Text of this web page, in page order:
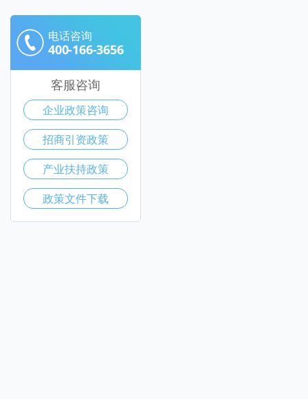
电话咨询
400-166-3656
客服咨询
企业政策咨询
招商引资政策
产业扶持政策
政策文件下载